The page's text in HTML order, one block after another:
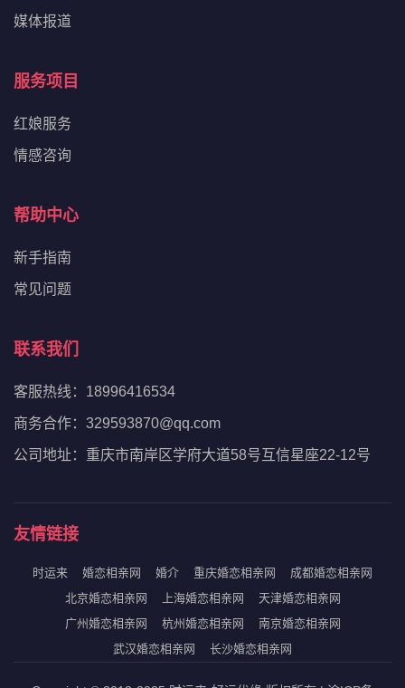
媒体报道
服务项目
红娘服务
情感咨询
帮助中心
新手指南
常见问题
联系我们
客服热线：18996416534
商务合作：329593870@qq.com
公司地址：重庆市南岸区学府大道58号互信星座22-12号
友情链接
时运来 婚恋相亲网 婚介 重庆婚恋相亲网
成都婚恋相亲网
北京婚恋相亲网
上海婚恋相亲网
天津婚恋相亲网
广州婚恋相亲网
杭州婚恋相亲网
南京婚恋相亲网
武汉婚恋相亲网
长沙婚恋相亲网